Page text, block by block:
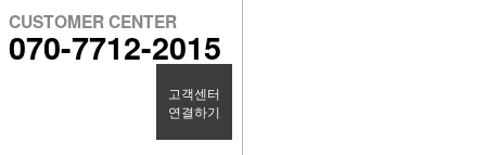
CUSTOMER CENTER
070-7712-2015
고객센터
연결하기